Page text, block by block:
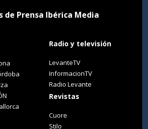
de Prensa Ibérica Media
Radio y televisión
LevanteTV
InformacionTV
Radio Levante
Revistas
Cuore
Stilo